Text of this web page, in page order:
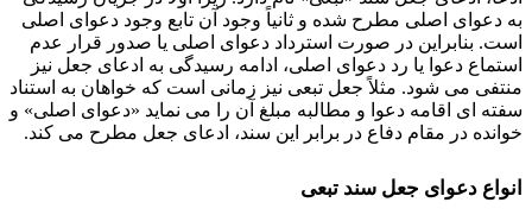
به دعوای اصلی مطرح شده و ثانیاً وجود آن تابع وجود دعوای اصلی
است. بنابراین در صورت استرداد دعوای اصلی یا صدور قرار عدم
استماع دعوا یا رد دعوای اصلی، ادامه رسیدگی به ادعای جعل نیز
منتفی می شود. مثلاً جعل تبعی نیز زمانی است که خواهان به استناد
سفته ای اقامه دعوا و مطالبه مبلغ آن را می نماید «دعوای اصلی» و
خوانده در مقام دفاع در برابر این سند، ادعای جعل مطرح می کند.
انواع دعوای جعل سند تبعی